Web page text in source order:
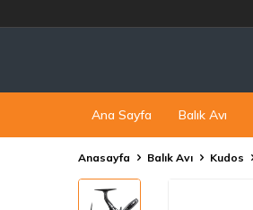
Ana Sayfa Balık Avı
Anasayfa Balık Avı Kudos